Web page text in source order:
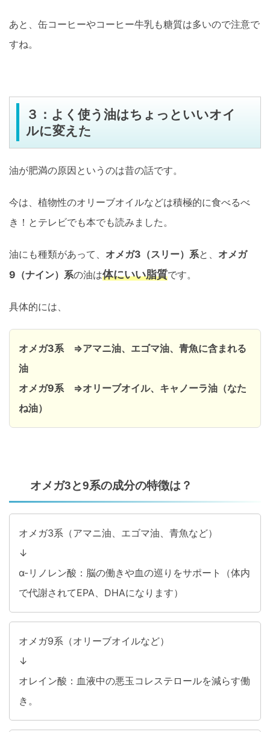
あと、缶コーヒーやコーヒー牛乳も糖質は多いので注意で
すね。
３：よく使う油はちょっといいオイ
ルに変えた
油が肥満の原因というのは昔の話です。
今は、植物性のオリーブオイルなどは積極的に食べるべ
き！とテレビでも本でも読みました。
油にも種類があって、 オメガ3（スリー）系と、 オメガ
9（ナイン）系の油は体にいい脂質です。
具体的には、
オメガ3系 ⇒アマニ油、エゴマ油、青魚に含まれる
油
オメガ9系 ⇒オリーブオイル、キャノーラ油（なた
ね油）
オメガ3と9系の成分の特徴は？
オメガ3系（アマニ油、エゴマ油、青魚など）
↓
α-リノレン酸：脳の働きや血の巡りをサポート（体内
で代謝されてEPA、DHAになります）
オメガ9系（オリーブオイルなど）
↓
オレイン酸：血液中の悪玉コレステロールを減らす働
き。